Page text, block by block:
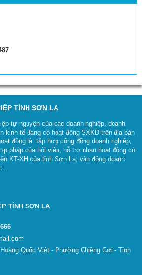
TỈNH SƠN LA
tự nguyện của các doanh nghiệp, doanh
kinh tế đang có hoạt động SXKD trên địa bàn
động là: tập hợp cộng đồng doanh nghiệp,
pháp của hội viên, hỗ trợ nhau hoạt động có
KT-XH của tỉnh Sơn La; vận động doanh
TỈNH SƠN LA
Quốc Việt - Phường Chiềng Cơi - Tỉnh